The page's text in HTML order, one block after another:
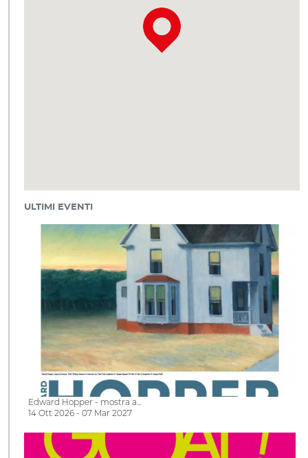
ULTIMI EVENTI
Edward Hopper - mostra a…
14 Ott 2026 - 07 Mar 2027